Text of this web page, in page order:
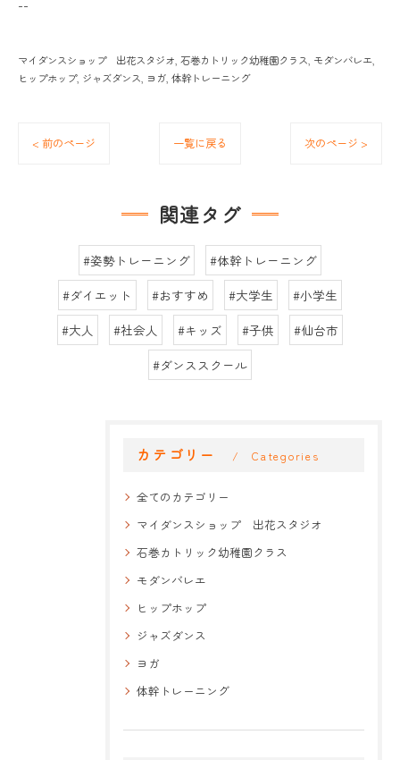
--
マイダンスショップ 出花スタジオ 石巻カトリック幼稚園クラス モダンバレエ
ヒップホップ ジャズダンス ヨガ 体幹トレーニング
< 前のページ 一覧に戻る 次のページ >
関連タグ
#姿勢トレーニング
#体幹トレーニング
#ダイエット
#おすすめ #大学生
#小学生
#大人
#社会人 #キッズ #子供
#仙台市
#ダンススクール
カテゴリー Categories
全てのカテゴリー
マイダンスショップ 出花スタジオ
石巻カトリック幼稚園クラス
モダンバレエ
ヒップホップ
ジャズダンス
ヨガ
体幹トレーニング